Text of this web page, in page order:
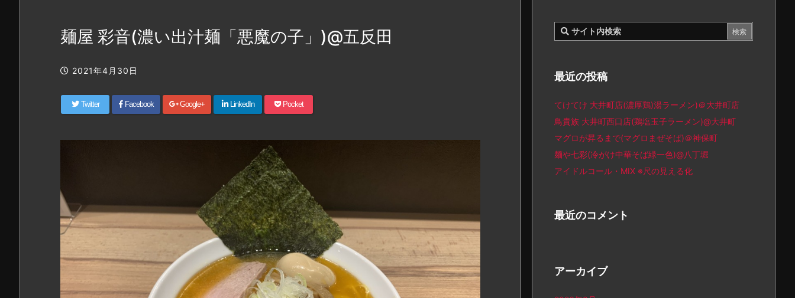
麺屋 彩音(濃い出汁麺「悪魔の子」)@五反田
2021年4月30日
Twitter Facebook Google+ LinkedIn Pocket
最近の投稿
てけてけ 大井町店(濃厚鶏)湯ラーメン)＠大井町店
鳥貴族 大井町西口店(鶏塩玉子ラーメン)@大井町
マグロが昇るまで(マグロまぜそば)＠神保町
麺や七彩(冷がけ中華そば緑一色)@八丁堀
アイドルコール・MIX ※尺の見える化
最近のコメント
アーカイブ